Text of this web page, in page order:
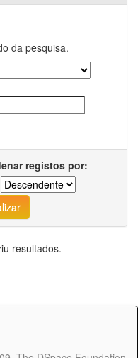
da pesquisa.
registos por:
resultados.